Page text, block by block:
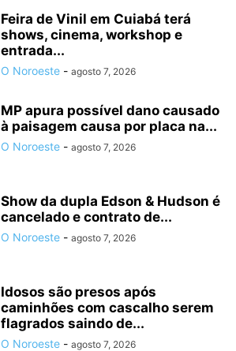
Feira de Vinil em Cuiabá terá
shows, cinema, workshop e
entrada...
O Noroeste - agosto 7, 2026
MP apura possível dano causado
à paisagem causa por placa na...
O Noroeste - agosto 7, 2026
Show da dupla Edson & Hudson é
cancelado e contrato de...
O Noroeste - agosto 7, 2026
Idosos são presos após
caminhões com cascalho serem
flagrados saindo de...
O Noroeste - agosto 7, 2026